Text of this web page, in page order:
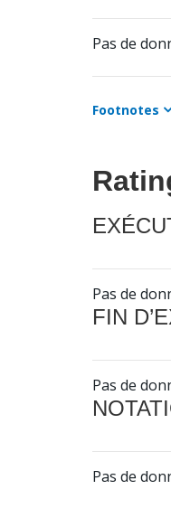
Pas de
Footnotes
Pas de
FIN
Pas de
Pas de